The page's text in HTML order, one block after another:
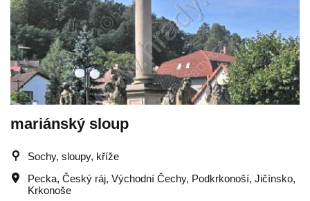
mariánský sloup
Sochy, sloupy, kříže
Pecka, Český ráj, Východní Čechy, Podkrkonoší, Jičínsko,
Krkonoše